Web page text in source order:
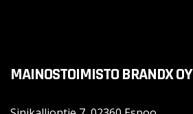
MAINOSTOIMISTO BRANDX OY